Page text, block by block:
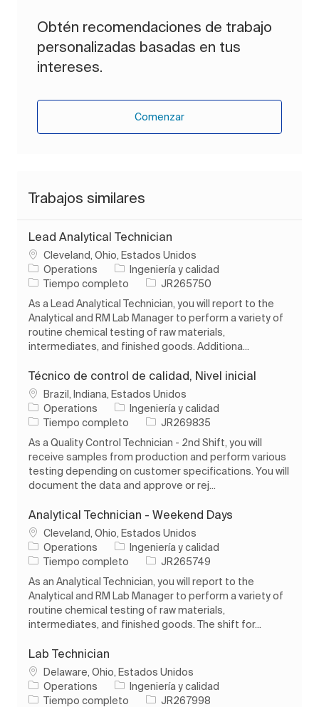
Obtén recomendaciones de trabajo
personalizadas basadas en tus
intereses.
Comenzar
Trabajos similares
Lead Analytical Technician
Ubicación
Cleveland, Ohio, Estados Unidos
Operations
Categoría
Ingeniería y calidad
Tipo de trabajo
Tiempo completo ID de trabajo
JR265750
As a Lead Analytical Technician, you will report to the
Analytical and RM Lab Manager to perform a variety of
routine chemical testing of raw materials,
intermediates, and finished goods. Additiona...
Técnico de control de calidad, Nivel inicial
Ubicación
Brazil, Indiana, Estados Unidos
Operations
Categoría
Ingeniería y calidad
Tipo de trabajo
Tiempo completo ID de trabajo
JR269835
As a Quality Control Technician - 2nd Shift, you will
receive samples from production and perform various
testing depending on customer specifications. You will
document the data and approve or rej...
Analytical Technician - Weekend Days
Ubicación
Cleveland, Ohio, Estados Unidos
Operations
Categoría
Ingeniería y calidad
Tipo de trabajo
Tiempo completo ID de trabajo
JR265749
As an Analytical Technician, you will report to the
Analytical and RM Lab Manager to perform a variety of
routine chemical testing of raw materials,
intermediates, and finished goods. The shift for...
Lab Technician
Ubicación
Delaware, Ohio, Estados Unidos
Operations
Categoría
Ingeniería y calidad
Tipo de trabajo
Tiempo completo ID de trabajo
JR267998